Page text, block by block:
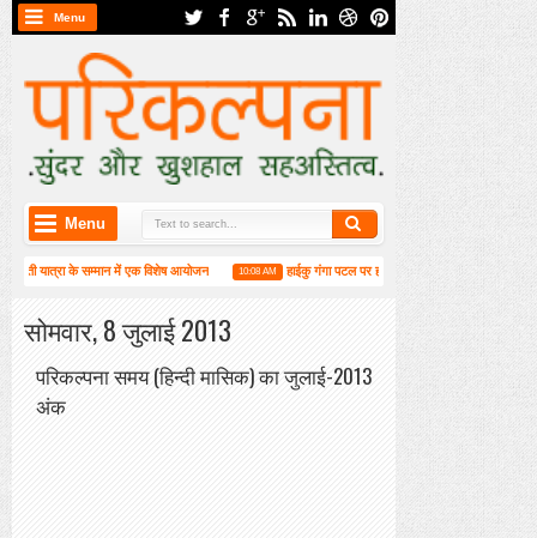
Menu
Menu
यात्रा के सम्मान में एक विशेष आयोजन 10:08 AM हाईकु गंगा पटल पर हाइगा की कार्यशाला संपन्न
सोमवार, 8 जुलाई 2013
परिकल्पना समय (हिन्दी मासिक) का जुलाई-2013
अंक